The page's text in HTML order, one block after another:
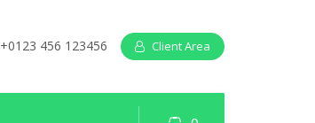
+0123 456 123456 Client Area